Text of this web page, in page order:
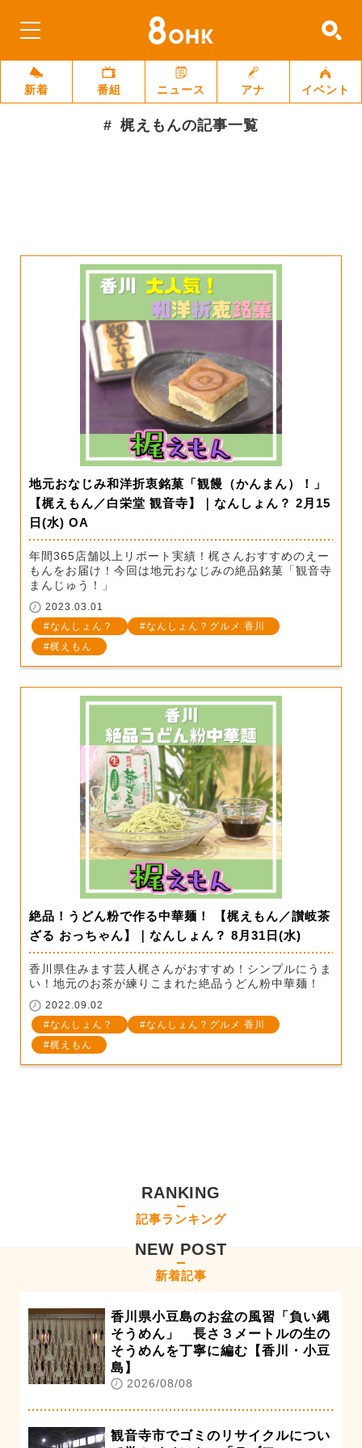
新着 番組 ニュース アナ イベント
梶えもんの記事一覧
地元おなじみ和洋折衷銘菓「観饅（かんまん）！」
【梶えもん／白栄堂 観音寺】｜なんしょん？ 2月15
日(水) OA
年間365店舗以上リポート実績！梶さんおすすめのえー
もんをお届け！今回は地元おなじみの絶品銘菓「観音寺
まんじゅう！」
2023.03.01
なんしょん？
なんしょん？グルメ 香川
梶えもん
絶品！うどん粉で作る中華麺！ 【梶えもん／讃岐茶
ざる おっちゃん】｜なんしょん？ 8月31日(水)
香川県住みます芸人梶さんがおすすめ！シンプルにうま
い！地元のお茶が練りこまれた絶品うどん粉中華麺！
2022.09.02
なんしょん？
なんしょん？グルメ 香川
梶えもん
RANKING
記事ランキング
NEW POST
新着記事
香川県小豆島のお盆の風習「負い縄
そうめん」 長さ３メートルの生の
そうめんを丁寧に編む【香川・小豆
島】
2026/08/08
観音寺市でゴミのリサイクルについ